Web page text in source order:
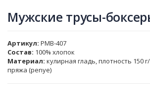
Мужские трусы-
Артикул PMB-407
Состав: 100% хлопок
Материал: кулирная гладь, плотность 150
пряжа (penye)